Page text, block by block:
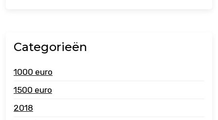
Categorieën
1000 euro
1500 euro
2018